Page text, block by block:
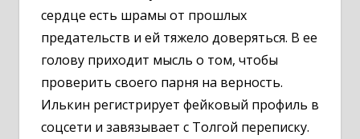
сердце есть шрамы от прошлых
предательств и ей тяжело доверяться. В ее
голову приходит мысль о том, чтобы
проверить своего парня на верность.
Илькин регистрирует фейковый профиль в
соцсети и завязывает с Толгой переписку.